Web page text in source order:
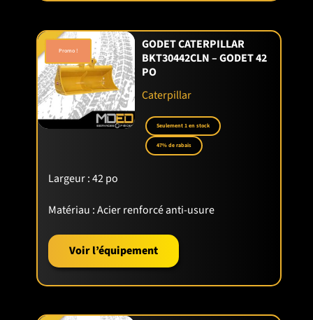
Promo !
GODET CATERPILLAR
BKT30442CLN – GODET 42
PO
Caterpillar
Seulement 1 en stock
47% de rabais
Largeur :42 po
Matériau :Acier renforcé anti-usure
Voir l’équipement